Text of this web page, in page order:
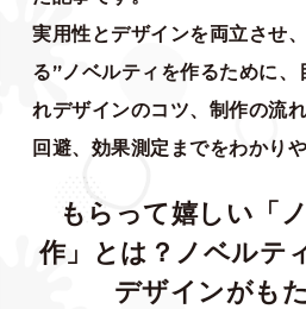
実用性とデザインを両立させ
る”ノベルティを作るために
れデザインのコツ、制作の流
回避、効果測定までをわかり
もらって嬉しい「
作」とは？ノベルテ
デザインがも